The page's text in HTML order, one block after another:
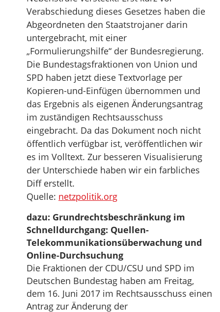
Verabschiedung dieses Gesetzes haben die
Abgeordneten den Staatstrojaner darin
untergebracht, mit einer
„Formulierungshilfe“ der Bundesregierung.
Die Bundestagsfraktionen von Union und
SPD haben jetzt diese Textvorlage per
Kopieren-und-Einfügen übernommen und
das Ergebnis als eigenen Änderungsantrag
im zuständigen Rechtsausschuss
eingebracht. Da das Dokument noch nicht
öffentlich verfügbar ist, veröffentlichen wir
es im Volltext. Zur besseren Visualisierung
der Unterschiede haben wir ein farbliches
Diff erstellt.
Quelle: netzpolitik.org
dazu: Grundrechtsbeschränkung im
Schnelldurchgang: Quellen-
Telekommunikationsüberwachung und
Online-Durchsuchung
Die Fraktionen der CDU/CSU und SPD im
Deutschen Bundestag haben am Freitag,
dem 16. Juni 2017 im Rechtsausschuss einen
Antrag zur Änderung der